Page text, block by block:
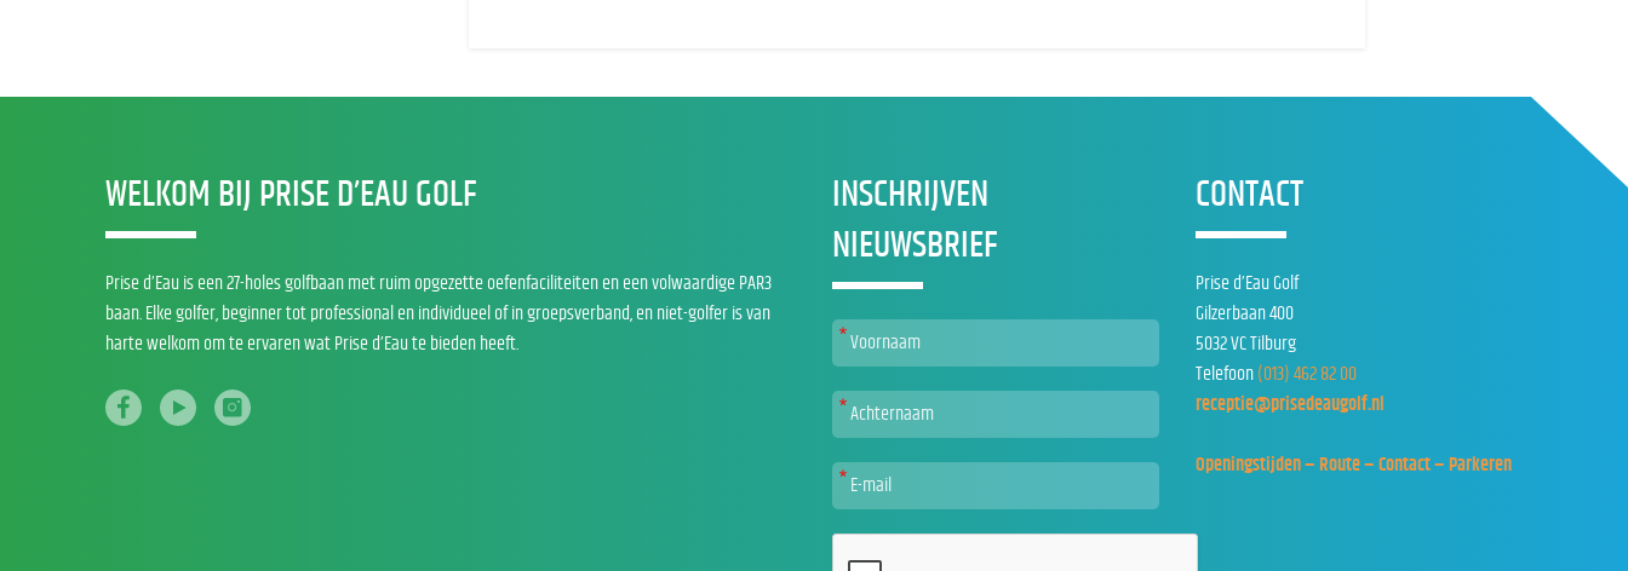
WELKOM BIJ PRISE D’EAU GOLF
Prise d’Eau is een 27-holes golfbaan met ruim opgezette oefenfaciliteiten en een volwaardige PAR3
baan. Elke golfer, beginner tot professional en individueel of in groepsverband, en niet-golfer is van
harte welkom om te ervaren wat Prise d’Eau te bieden heeft.
INSCHRIJVEN
NIEUWSBRIEF
CONTACT
Prise d’Eau Golf
Gilzerbaan 400
5032 VC Tilburg
Telefoon (013) 462 82 00
receptie@prisedeaugolf.nl
Openingstijden – Route – Contact – Parkeren